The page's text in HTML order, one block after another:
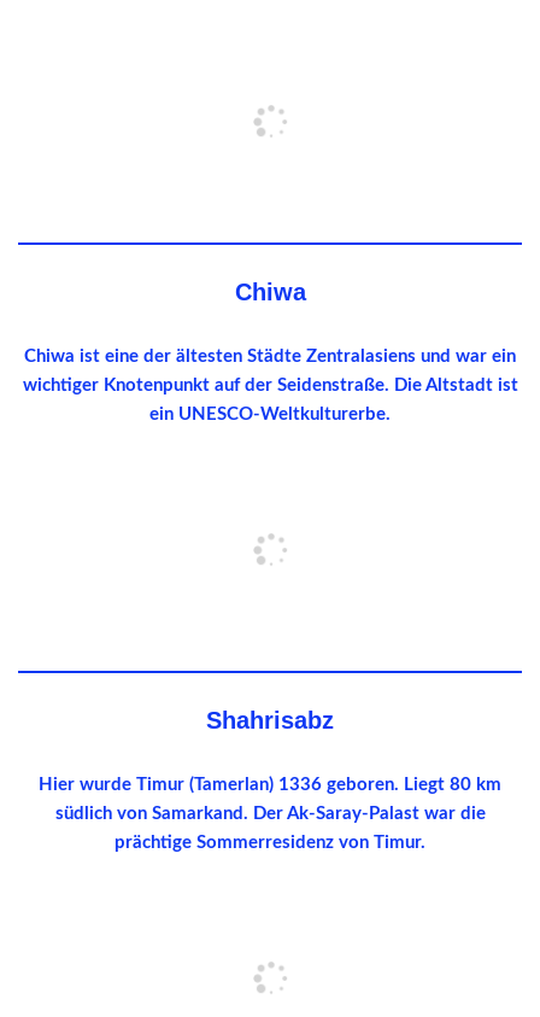
Chiwa
Chiwa ist eine der ältesten Städte Zentralasiens und war ein
wichtiger Knotenpunkt auf der Seidenstraße. Die Altstadt ist
ein UNESCO-Weltkulturerbe.
Shahrisabz
Hier wurde Timur (Tamerlan) 1336 geboren. Liegt 80 km
südlich von Samarkand. Der Ak-Saray-Palast war die
prächtige Sommerresidenz von Timur.